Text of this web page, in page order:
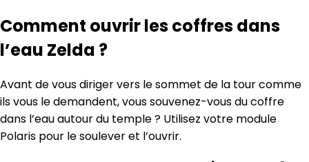
Comment ouvrir les coffres dans
l’eau Zelda ?
Avant de vous diriger vers le sommet de la tour comme
ils vous le demandent, vous souvenez-vous du coffre
dans l’eau autour du temple ? Utilisez votre module
Polaris pour le soulever et l’ouvrir.